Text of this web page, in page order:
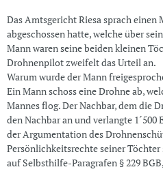
Das Amtsgericht Riesa sprach einen
abgeschossen hatte, welche über
Mann waren seine beiden kleinen
Drohnenpilot zweifelt das Urteil an.
Warum wurde der Mann
Ein Mann schoss eine Drohne ab,
Mannes flog. Der Nachbar, dem die
den Nachbar an und verlangte
der Argumentation des
Persönlichkeitsrechte seiner
auf Selbsthilfe-Paragrafen § 229